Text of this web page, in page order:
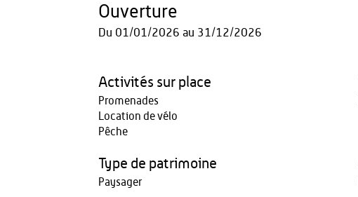
Ouverture
Du 01/01/2026 au 31/12/2026
Activités sur place
Promenades
Location de vélo
Pêche
Type de patrimoine
Paysager